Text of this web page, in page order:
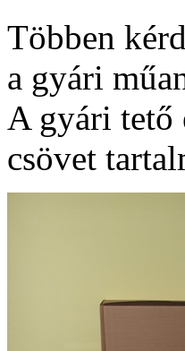
Többen
a gyári
A gyári tető
csövet